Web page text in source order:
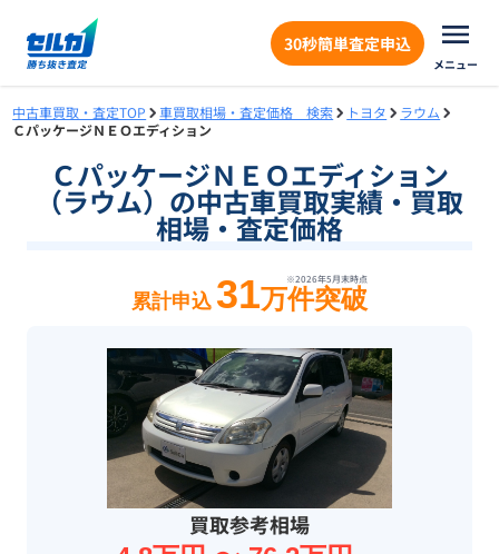
30秒簡単査定申込
メニュー
中古車買取・査定TOP 車買取相場・査定価格 検索 トヨタ
ラウム
ＣパッケージＮＥＯエディション
ＣパッケージＮＥＯエディション
（ラウム）の中古車買取実績・買取
相場・査定価格
※2026年5月末時点
累計申込 31万件突破
買取参考相場